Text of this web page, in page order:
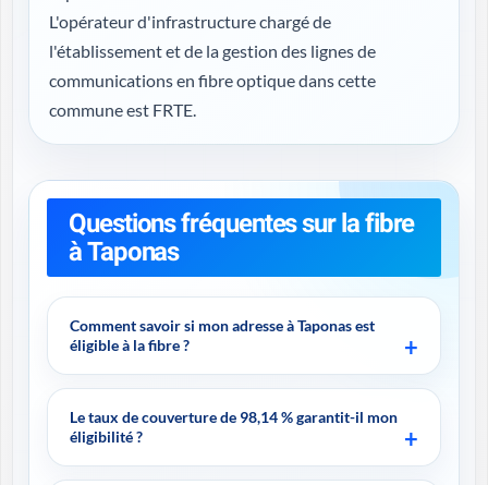
L'opérateur d'infrastructure chargé de
l'établissement et de la gestion des lignes de
communications en fibre optique dans cette
commune est FRTE.
Questions fréquentes sur la fibre
à Taponas
Comment savoir si mon adresse à Taponas est
éligible à la fibre ?
Le taux de couverture de 98,14 % garantit-il mon
éligibilité ?